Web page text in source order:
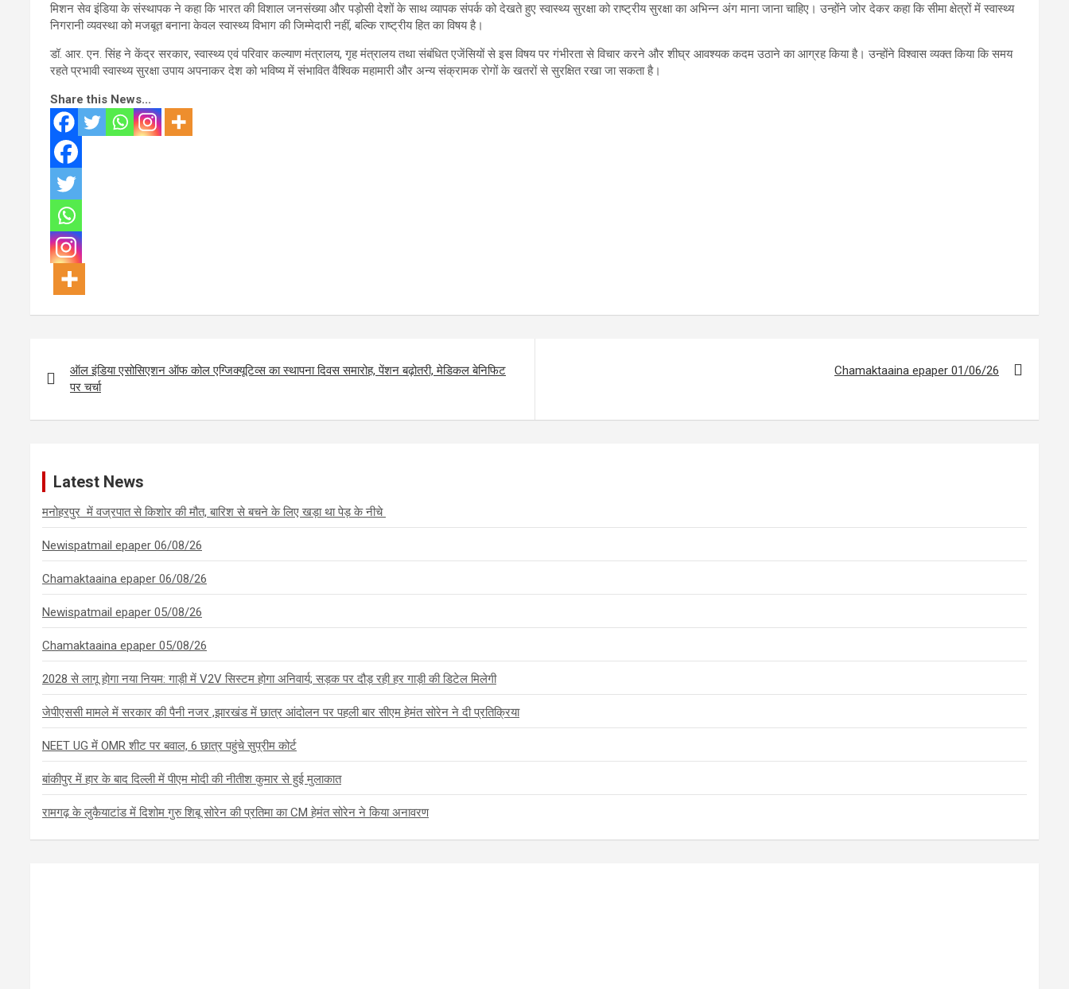
मिशन सेव इंडिया के संस्थापक ने कहा कि भारत की विशाल जनसंख्या और पड़ोसी देशों के साथ व्यापक संपर्क को देखते हुए स्वास्थ्य सुरक्षा को राष्ट्रीय सुरक्षा का अभिन्न अंग माना जाना चाहिए। उन्होंने जोर देकर कहा कि सीमा क्षेत्रों में स्वास्थ्य
निगरानी व्यवस्था को मजबूत बनाना केवल स्वास्थ्य विभाग की जिम्मेदारी नहीं, बल्कि राष्ट्रीय हित का विषय है।
डॉ. आर. एन. सिंह ने केंद्र सरकार, स्वास्थ्य एवं परिवार कल्याण मंत्रालय, गृह मंत्रालय तथा संबंधित एजेंसियों से इस विषय पर गंभीरता से विचार करने और शीघ्र आवश्यक कदम उठाने का आग्रह किया है। उन्होंने विश्वास व्यक्त किया कि समय
रहते प्रभावी स्वास्थ्य सुरक्षा उपाय अपनाकर देश को भविष्य में संभावित वैश्विक महामारी और अन्य संक्रामक रोगों के खतरों से सुरक्षित रखा जा सकता है।
Share this News...
navigation
ऑल इंडिया एसोसिएशन ऑफ कोल एग्जिक्यूटिव्स का स्थापना दिवस समारोह, पेंशन बढ़ोतरी, मेडिकल बेनिफिट
पर चर्चा
Chamaktaaina epaper 01/06/26
Latest News
मनोहरपुर में वज्रपात से किशोर की मौत, बारिश से बचने के लिए खड़ा था पेड़ के नीचे
Newispatmail epaper 06/08/26
Chamaktaaina epaper 06/08/26
Newispatmail epaper 05/08/26
Chamaktaaina epaper 05/08/26
2028 से लागू होगा नया नियम: गाड़ी में V2V सिस्टम होगा अनिवार्य; सड़क पर दौड़ रही हर गाड़ी की डिटेल मिलेगी
जेपीएससी मामले में सरकार की पैनी नजर ,झारखंड में छात्र आंदोलन पर पहली बार सीएम हेमंत सोरेन ने दी प्रतिक्रिया
NEET UG में OMR शीट पर बवाल, 6 छात्र पहुंचे सुप्रीम कोर्ट
बांकीपुर में हार के बाद दिल्ली में पीएम मोदी की नीतीश कुमार से हुई मुलाकात
रामगढ़ के लुकैयाटांड में दिशोम गुरु शिबू सोरेन की प्रतिमा का CM हेमंत सोरेन ने किया अनावरण